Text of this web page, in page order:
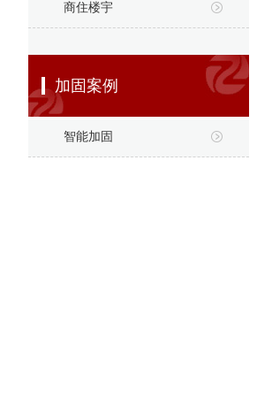
商住楼宇
加固案例
智能加固